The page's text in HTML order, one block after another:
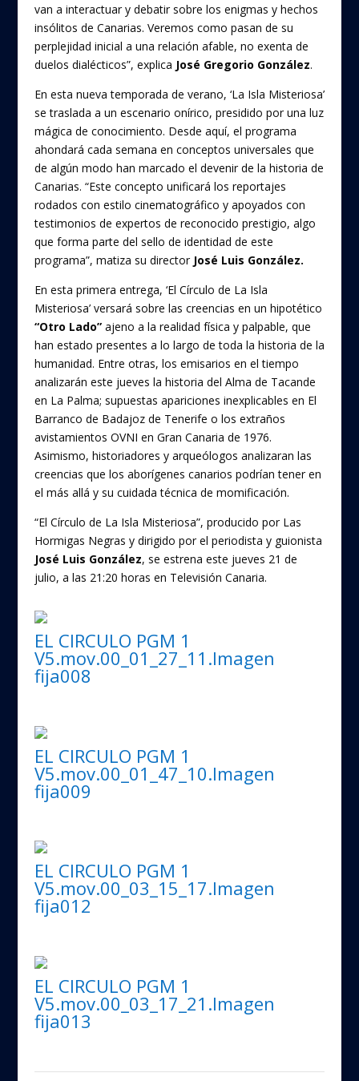
van a interactuar y debatir sobre los enigmas y hechos
insólitos de Canarias. Veremos como pasan de su
perplejidad inicial a una relación afable, no exenta de
duelos dialécticos”, explica José Gregorio González.
En esta nueva temporada de verano, ‘La Isla Misteriosa’
se traslada a un escenario onírico, presidido por una luz
mágica de conocimiento. Desde aquí, el programa
ahondará cada semana en conceptos universales que
de algún modo han marcado el devenir de la historia de
Canarias. “Este concepto unificará los reportajes
rodados con estilo cinematográfico y apoyados con
testimonios de expertos de reconocido prestigio, algo
que forma parte del sello de identidad de este
programa”, matiza su director José Luis González.
En esta primera entrega, ‘El Círculo de La Isla
Misteriosa’ versará sobre las creencias en un hipotético
“Otro Lado”ajeno a la realidad física y palpable, que
han estado presentes a lo largo de toda la historia de la
humanidad. Entre otras, los emisarios en el tiempo
analizarán este jueves la historia del Alma de Tacande
en La Palma; supuestas apariciones inexplicables en El
Barranco de Badajoz de Tenerife o los extraños
avistamientos OVNI en Gran Canaria de 1976.
Asimismo, historiadores y arqueólogos analizaran las
creencias que los aborígenes canarios podrían tener en
el más allá y su cuidada técnica de momificación.
“El Círculo de La Isla Misteriosa”, producido por Las
Hormigas Negras y dirigido por el periodista y guionista
José Luis González, se estrena este jueves 21 de
julio, a las 21:20 horas en Televisión Canaria.
EL CIRCULO PGM 1
V5.mov.00_01_27_11.Imagen
fija008
EL CIRCULO PGM 1
V5.mov.00_01_47_10.Imagen
fija009
EL CIRCULO PGM 1
V5.mov.00_03_15_17.Imagen
fija012
EL CIRCULO PGM 1
V5.mov.00_03_17_21.Imagen
fija013